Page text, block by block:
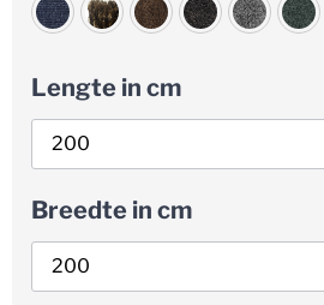
Lengte in cm
Breedte in cm